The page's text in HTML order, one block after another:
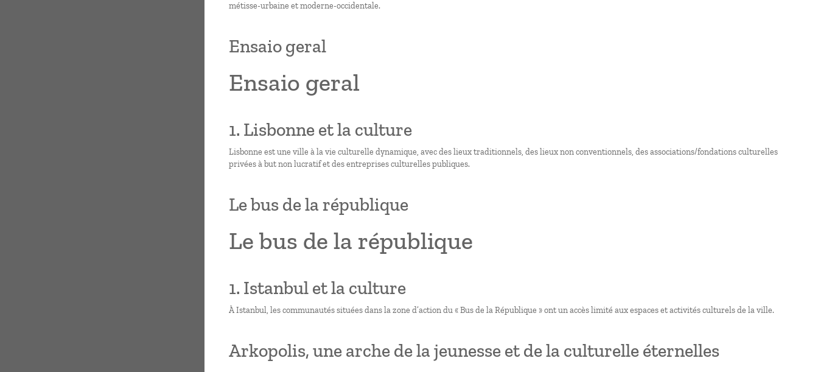
métisse-urbaine et moderne-occidentale.
Ensaio geral
Ensaio geral
1. Lisbonne et la culture
Lisbonne est une ville à la vie culturelle dynamique, avec des lieux traditionnels, des lieux non conventionnels, des associations/fondations culturelles
privées à but non lucratif et des entreprises culturelles publiques.
Le bus de la république
Le bus de la république
1. Istanbul et la culture
À Istanbul, les communautés situées dans la zone d’action du « Bus de la République » ont un accès limité aux espaces et activités culturels de la ville.
Arkopolis, une arche de la jeunesse et de la culturelle éternelles